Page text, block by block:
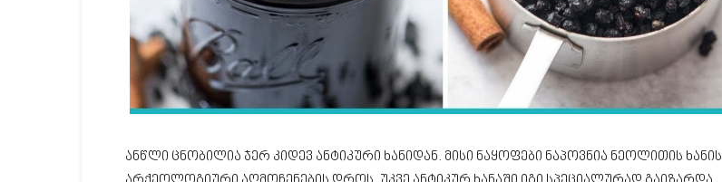
ანწლი ცნობილია ჯერ კიდევ ანტიკური ხანიდან. მისი ნაყოფები ნაპოვნია ნეოლითის ხანის